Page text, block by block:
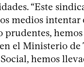
“Este
medios intentar
prudentes,
el Ministerio de
hemos